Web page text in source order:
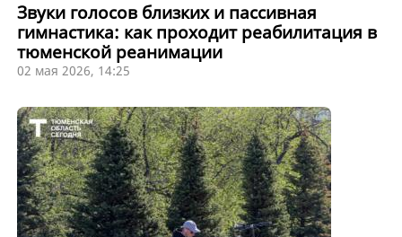
Звуки голосов близких и пассивная
гимнастика: как проходит реабилитация в
тюменской реанимации
02 мая 2026, 14:25